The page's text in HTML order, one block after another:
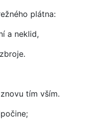
plátna:
a neklid,
tím vším.